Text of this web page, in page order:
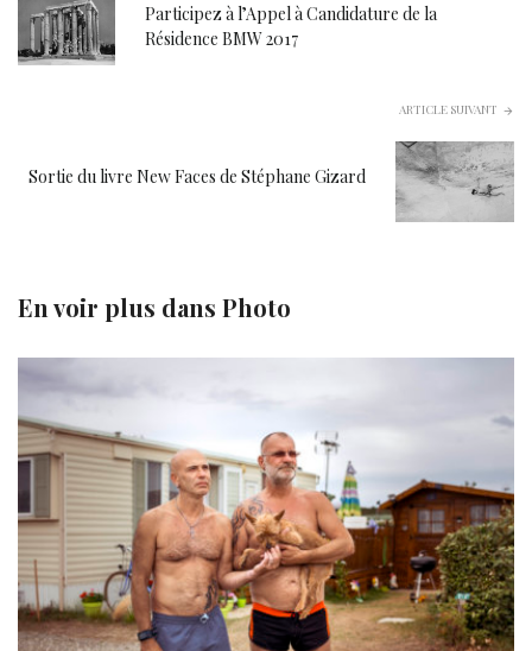
Participez à l’Appel à Candidature de la
Résidence BMW 2017
ARTICLE SUIVANT
Sortie du livre New Faces de Stéphane Gizard
En voir plus dans Photo